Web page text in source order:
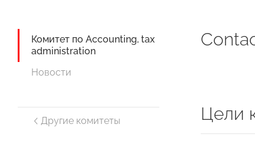
Комитет по Accounting, tax
administration
Новости
Другие комитеты Цели